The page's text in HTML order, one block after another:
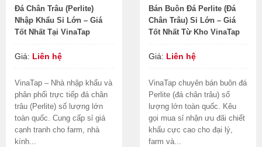
Đá Chân Trâu (Perlite)
Nhập Khẩu Sỉ Lớn – Giá
Tốt Nhất Tại VinaTap
Giá: Liên hệ
VinaTap – Nhà nhập khẩu và
phân phối trực tiếp đá chân
trâu (Perlite) số lượng lớn
toàn quốc. Cung cấp sỉ giá
cạnh tranh cho farm, nhà
kính...
Bán Buôn Đá Perlite (Đá
Chân Trâu) Sỉ Lớn – Giá
Tốt Nhất Từ Kho VinaTap
Giá: Liên hệ
VinaTap chuyên bán buôn đá
Perlite (đá chân trâu) số
lượng lớn toàn quốc. Kêu
gọi mua sỉ nhận ưu đãi chiết
khấu cực cao cho đại lý,
farm và...